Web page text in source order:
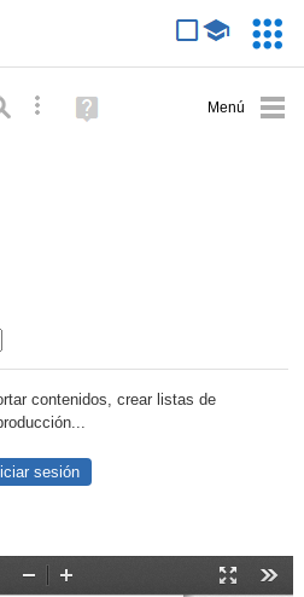
Búsqueda avanzada
Ayuda
(en
contenidos, crear listas de
sesión